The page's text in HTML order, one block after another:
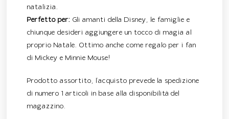
natalizia.
Perfetto per: Gli amanti della Disney, le famiglie e
chiunque desideri aggiungere un tocco di magia al
proprio Natale. Ottimo anche come regalo per i fan
di Mickey e Minnie Mouse!
Prodotto assortito, l’acquisto prevede la spedizione
di numero 1 articoli in base alla disponibilità del
magazzino.